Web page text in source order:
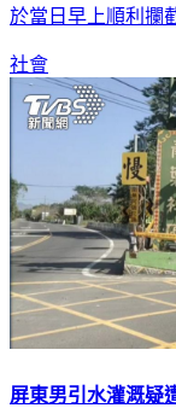
於當日早上順利攔
社會
屏東男引水灌溉